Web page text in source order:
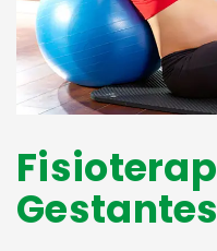
Gestantes